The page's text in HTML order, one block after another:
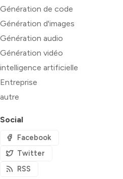
Génération de code
Génération d'images
Génération audio
Génération vidéo
intelligence artificielle
Entreprise
autre
Social
Facebook
Twitter
RSS